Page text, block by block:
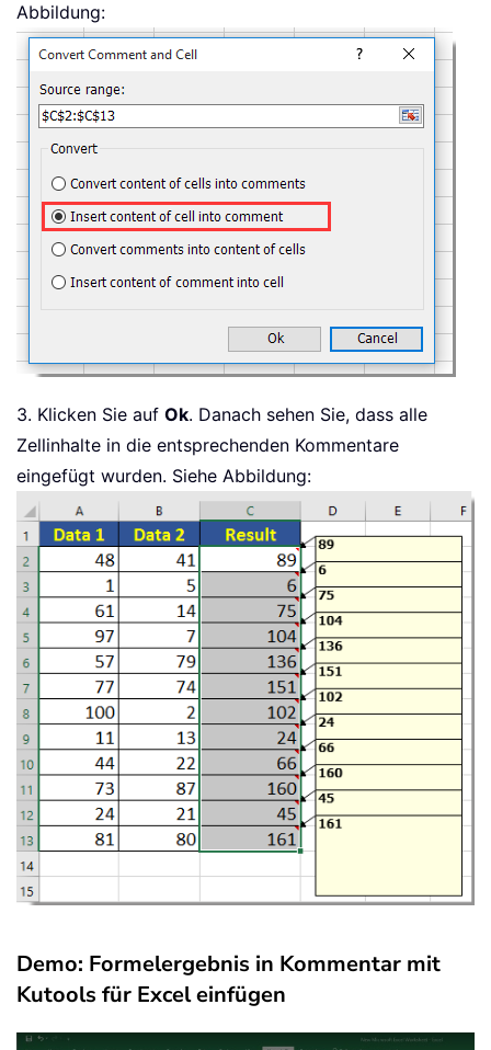
Abbildung:
3. Klicken Sie auf Ok. Danach sehen Sie, dass alle
Zellinhalte in die entsprechenden Kommentare
eingefügt wurden. Siehe Abbildung:
Demo: Formelergebnis in Kommentar mit
Kutools für Excel einfügen